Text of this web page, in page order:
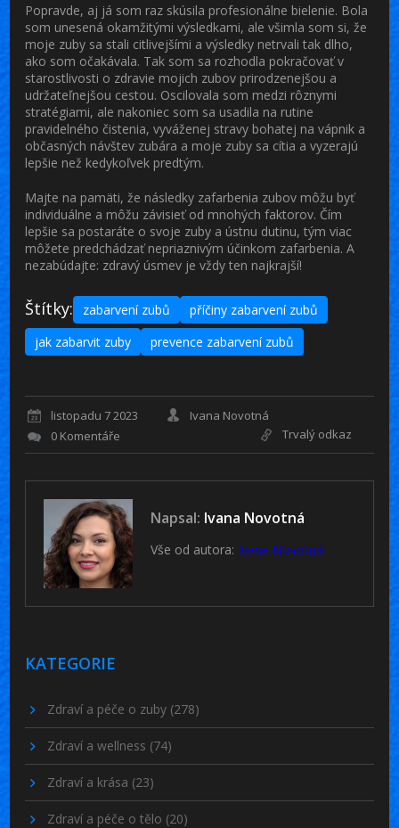
Popravde, aj já som raz skúsila profesionálne bielenie. Bola
som unesená okamžitými výsledkami, ale všimla som si, že
moje zuby sa stali citlivejšími a výsledky netrvali tak dlho,
ako som očakávala. Tak som sa rozhodla pokračovať v
starostlivosti o zdravie mojich zubov prirodzenejšou a
udržateľnejšou cestou. Oscilovala som medzi rôznymi
stratégiami, ale nakoniec som sa usadila na rutine
pravidelného čistenia, vyváženej stravy bohatej na vápnik a
občasných návštev zubára a moje zuby sa cítia a vyzerajú
lepšie než kedykoľvek predtým.
Majte na pamäti, že následky zafarbenia zubov môžu byť
individuálne a môžu závisieť od mnohých faktorov. Čím
lepšie sa postaráte o svoje zuby a ústnu dutinu, tým viac
môžete predchádzať nepriaznivým účinkom zafarbenia. A
nezabúdajte: zdravý úsmev je vždy ten najkrajší!
Štítky: zabarvení zubů
příčiny zabarvení zubů
jak zabarvit zuby
prevence zabarvení zubů
listopadu 7 2023
Ivana Novotná
0 Komentáře
Trvalý odkaz
Napsal: Ivana Novotná
Vše od autora: Ivana Novotná
KATEGORIE
Zdraví a péče o zuby (278)
Zdraví a wellness (74)
Zdraví a krása (23)
Zdraví a péče o tělo (20)